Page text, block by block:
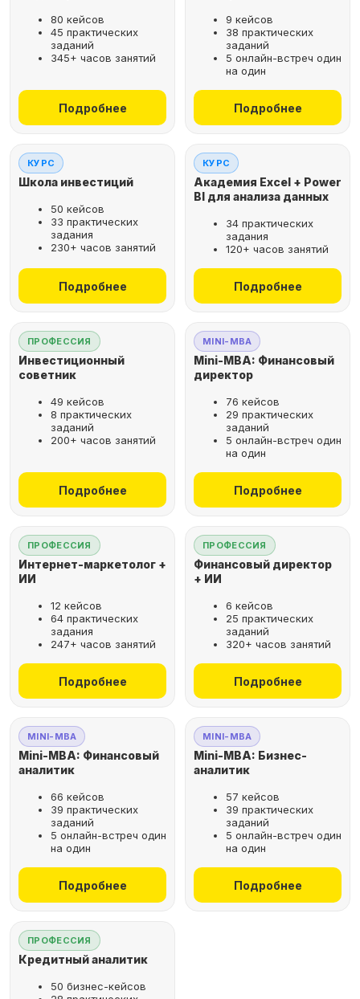
80 кейсов
45 практических
заданий
345+ часов занятий
Подробнее
9 кейсов
38 практических
заданий
5 онлайн-встреч один
на один
Подробнее
КУРС
Школа инвестиций
50 кейсов
33 практических
задания
230+ часов занятий
Подробнее
КУРС
Академия Excel + Power
BI для анализа данных
34 практических
задания
120+ часов занятий
Подробнее
ПРОФЕССИЯ
Инвестиционный
советник
49 кейсов
8 практических
заданий
200+ часов занятий
Подробнее
MINI-MBA
Mini-MBA: Финансовый
директор
76 кейсов
29 практических
заданий
5 онлайн-встреч один
на один
Подробнее
ПРОФЕССИЯ
Интернет-маркетолог +
ИИ
12 кейсов
64 практических
задания
247+ часов занятий
Подробнее
ПРОФЕССИЯ
Финансовый директор
+ ИИ
6 кейсов
25 практических
заданий
320+ часов занятий
Подробнее
MINI-MBA
Mini-MBA: Финансовый
аналитик
66 кейсов
39 практических
заданий
5 онлайн-встреч один
на один
Подробнее
MINI-MBA
Mini-MBA: Бизнес-
аналитик
57 кейсов
39 практических
заданий
5 онлайн-встреч один
на один
Подробнее
ПРОФЕССИЯ
Кредитный аналитик
50 бизнес-кейсов
Рассрочка за 2 минуты,
не выходя из дома
Выбрать курс
оптимальную программу для
Оставьте заявку
на бесплатную
консультацию